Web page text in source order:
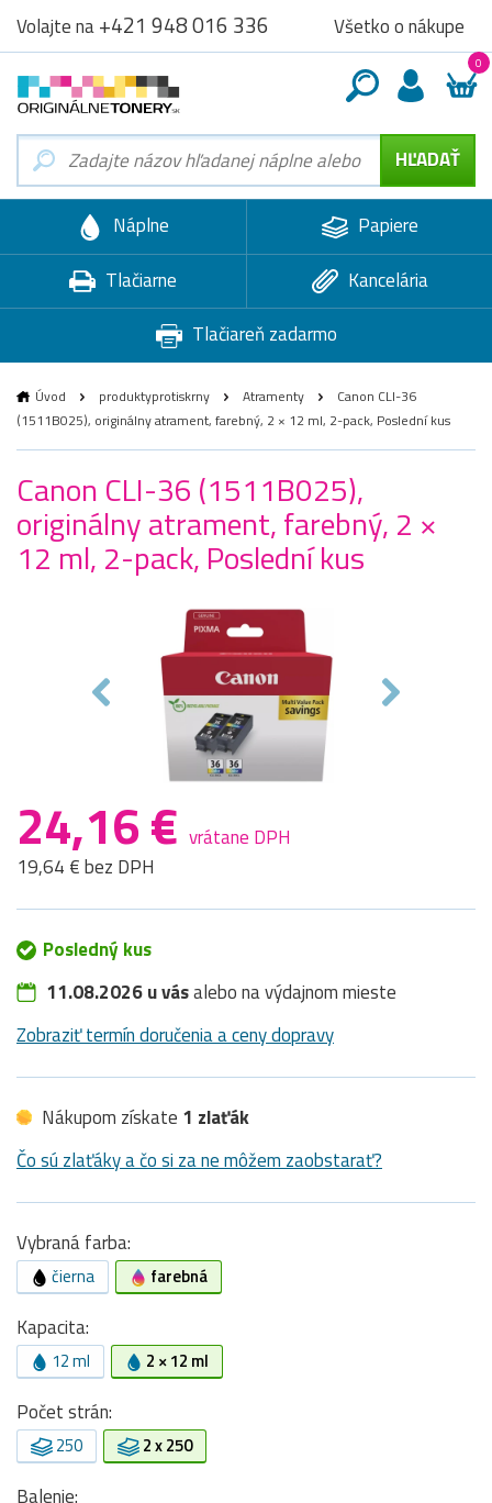
Volajte na+421 948 016 336 Všetko o nákupe
0
Náplne
Papiere
Tlačiarne
Kancelária
Tlačiareň zadarmo
Úvod produktyprotiskrny Atramenty
Canon CLI-36
(1511B025), originálny atrament, farebný, 2 × 12 ml, 2-pack, Poslední kus
Canon CLI-36 (1511B025),
originálny atrament, farebný, 2 ×
12 ml, 2-pack, Poslední kus
24,16 € vrátane DPH
19,64 € bez DPH
Posledný kus
11.08.2026 u vásalebo na výdajnom mieste
Zobraziť termín doručenia a ceny dopravy
Nákupom získate 1 zlaťák
Čo sú zlaťáky a čo si za ne môžem zaobstarať?
Vybraná farba:
čierna farebná
Kapacita:
12 ml 2 × 12 ml
Počet strán:
250 2 x 250
Balenie: